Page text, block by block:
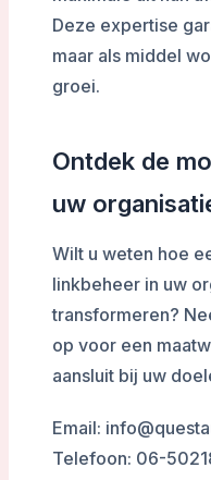
Deze expertise
maar als middel
groei.
Ontdek de
uw
Wilt u weten hoe
linkbeheer in uw
transformeren?
op voor een
aansluit bij uw
Email:
Telefoon: 06-